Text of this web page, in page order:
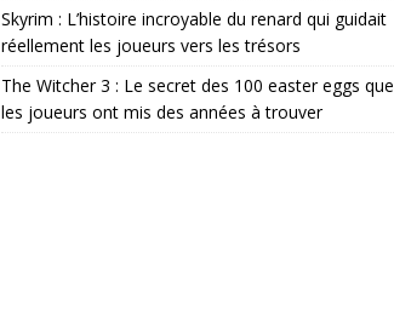
Skyrim : L’histoire incroyable du renard qui guidait
réellement les joueurs vers les trésors
The Witcher 3 : Le secret des 100 easter eggs que
les joueurs ont mis des années à trouver